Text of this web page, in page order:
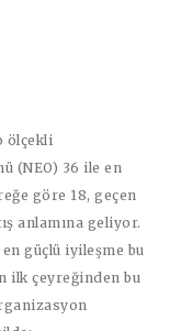
ölçekli
(NEO) 36 ile en
göre 18, geçen
anlamına geliyor.
güçlü iyileşme bu
ilk çeyreğinden bu